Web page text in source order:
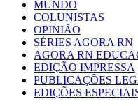
MUNDO
COLUNISTAS
OPINIÃO
SÉRIES AGORA RN
AGORA RN
EDIÇÃO IMPRESSA
PUBLICAÇÕES
EDIÇÕES